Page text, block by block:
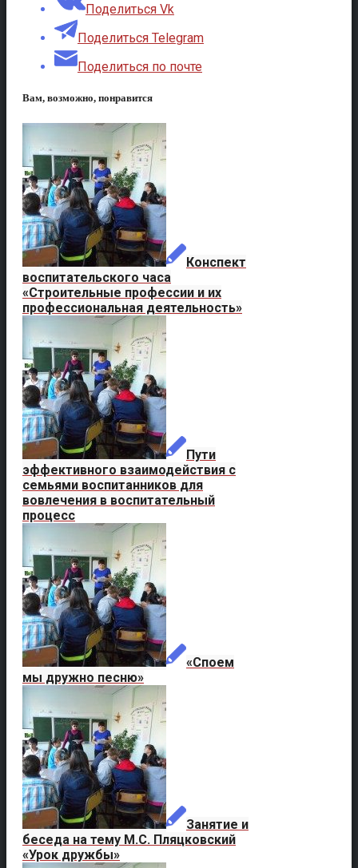
Поделиться Vk
Поделиться Telegram
Поделиться по почте
Вам, возможно, понравится
Конспект
воспитательского часа
«Строительные профессии и их
профессиональная деятельность»
Пути
эффективного взаимодействия с
семьями воспитанников для
вовлечения в воспитательный
процесс
«Споем
мы дружно песню»
Занятие и
беседа на тему М.С. Пляцковский
«Урок дружбы»